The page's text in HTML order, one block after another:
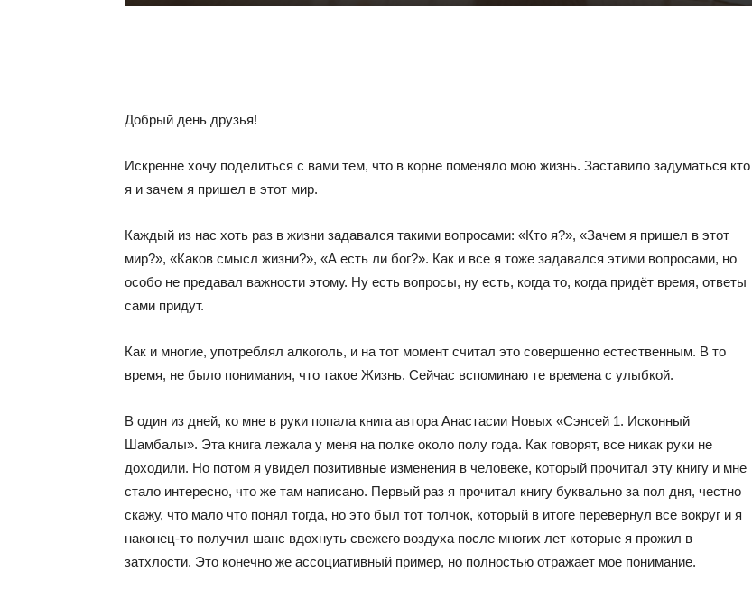
Добрый день друзья!
Искренне хочу поделиться с вами тем, что в корне поменяло мою жизнь. Заставило задуматься кто
я и зачем я пришел в этот мир.
Каждый из нас хоть раз в жизни задавался такими вопросами: «Кто я?», «Зачем я пришел в этот
мир?», «Каков смысл жизни?», «А есть ли бог?». Как и все я тоже задавался этими вопросами, но
особо не предавал важности этому. Ну есть вопросы, ну есть, когда то, когда придёт время, ответы
сами придут.
Как и многие, употреблял алкоголь, и на тот момент считал это совершенно естественным. В то
время, не было понимания, что такое Жизнь. Сейчас вспоминаю те времена с улыбкой.
В один из дней, ко мне в руки попала книга автора Анастасии Новых «Сэнсей 1. Исконный
Шамбалы». Эта книга лежала у меня на полке около полу года. Как говорят, все никак руки не
доходили. Но потом я увидел позитивные изменения в человеке, который прочитал эту книгу и мне
стало интересно, что же там написано. Первый раз я прочитал книгу буквально за пол дня, честно
скажу, что мало что понял тогда, но это был тот толчок, который в итоге перевернул все вокруг и я
наконец-то получил шанс вдохнуть свежего воздуха после многих лет которые я прожил в
затхлости. Это конечно же ассоциативный пример, но полностью отражает мое понимание.